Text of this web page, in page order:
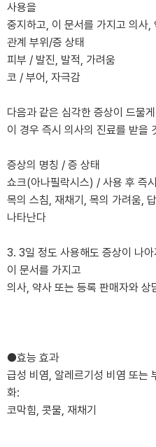
사용을
중지하고, 이 문서를 가지고 의사,
관계 부위/증 상태
피부 / 발진, 발적, 가려움
코 / 부어, 자극감
다음과 같은 심각한 증상이 드물
이 경우 즉시 의사의 진료를 받을
증상의 명칭 / 증 상태
쇼크(아나필락시스) / 사용 후 즉
목의 스침, 재채기, 목의 가려움,
나타난다
3. 3일 정도 사용해도 증상이 나
이 문서를 가지고
의사, 약사 또는 등록 판매자와 상
●효능 효과
급성 비염, 알레르기성 비염 또는
화:
코막힘, 콧물, 재채기